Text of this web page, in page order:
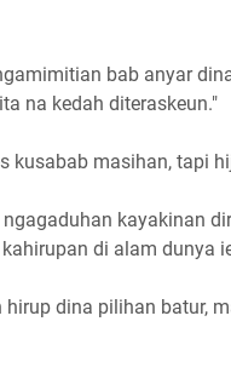
bab anyar
na kedah diteraskeun."
kusabab masihan, tapi
ngagaduhan kayakinan
di alam dunya
hirup dina pilihan batur,